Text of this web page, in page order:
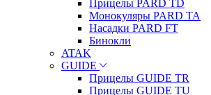
Прицелы PARD TD
Монокуляры PARD TA
Насадки PARD FT
Бинокли
ATAK
GUIDE
Прицелы GUIDE TR
Прицелы GUIDE TU